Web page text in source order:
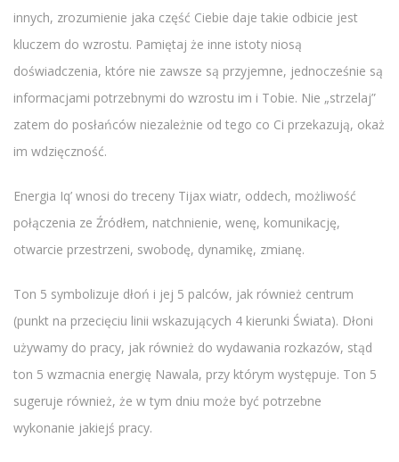
innych, zrozumienie jaka część Ciebie daje takie odbicie jest
kluczem do wzrostu. Pamiętaj że inne istoty niosą
doświadczenia, które nie zawsze są przyjemne, jednocześnie są
informacjami potrzebnymi do wzrostu im i Tobie. Nie „strzelaj”
zatem do posłańców niezależnie od tego co Ci przekazują, okaż
im wdzięczność.
Energia Iq’ wnosi do treceny Tijax wiatr, oddech, możliwość
połączenia ze Źródłem, natchnienie, wenę, komunikację,
otwarcie przestrzeni, swobodę, dynamikę, zmianę.
Ton 5 symbolizuje dłoń i jej 5 palców, jak również centrum
(punkt na przecięciu linii wskazujących 4 kierunki Świata). Dłoni
używamy do pracy, jak również do wydawania rozkazów, stąd
ton 5 wzmacnia energię Nawala, przy którym występuje. Ton 5
sugeruje również, że w tym dniu może być potrzebne
wykonanie jakiejś pracy.